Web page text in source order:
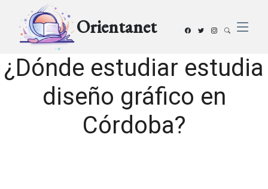
Orientanet
¿Dónde estudiar estudia
diseño gráfico en
Córdoba?